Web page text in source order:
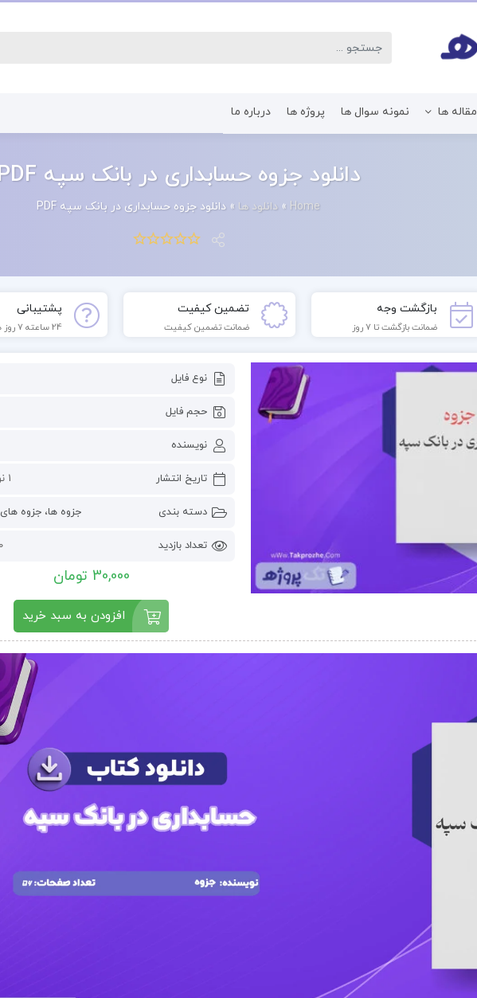
کتاب رشته اقتصاد کتاب رشته
مقاله ها نمونه سوال ها پروژه ها درباره ما
دانلود جزوه حسابداری در بانک سپه PDF
Home
» دانلود ها » دانلود جزوه حسابداری در بانک سپه PDF
بازگشت وجه
ضمانت بازگشت تا 7 روز
تضمین کیفیت
ضمانت تضمین کیفیت
پشتیبانی
24 ساعته 7 روز هفته
نوع فایل
حجم فایل
نویسنده
تاریخ انتشار 1 نوامبر 2022
دسته بندی جزوه ها،جزوه
تعداد بازدید
30,000 تومان
افزودن به سبد خرید